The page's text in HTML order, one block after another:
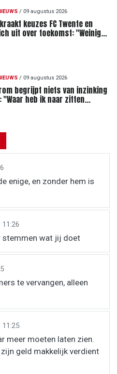
/ 09 augustus 2026
keuzes FC Twente en
uit over toekomst: "Weinig
/ 09 augustus 2026
begrijpt niets van inzinking
"Waar heb ik naar zitten
enige, en zonder hem is
11:26
stemmen wat jij doet
te vervangen, alleen
11:25
meer moeten laten zien.
geld makkelijk verdient